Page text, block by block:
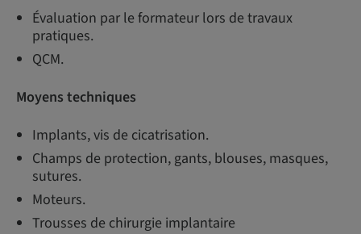
Évaluation par le formateur lors de travaux
pratiques.
QCM.
Moyens techniques
Implants, vis de cicatrisation.
Champs de protection, gants, blouses, masques,
sutures.
Moteurs.
Trousses de chirurgie implantaire